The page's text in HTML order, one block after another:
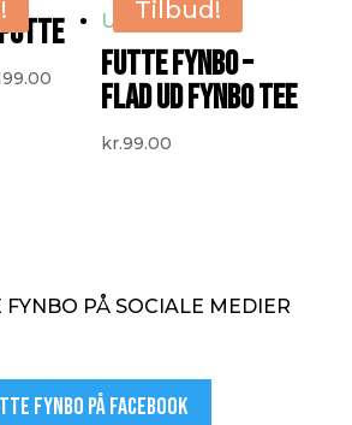
kr.79.00.
kr.149.00.
Den
aktuelle
Tilbud!
FUTTE FYNBO –
FLAD UD FYNBO TEE
kr.99.00
FYNBO PÅ SOCIALE MEDIER
Fynbo på facebook